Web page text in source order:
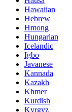
Hawaiian
Hebrew
Hmong
Hungarian
Icelandic
Igbo
Javanese
Kannada
Kazakh
Khmer
Kurdish
Kyrgyz